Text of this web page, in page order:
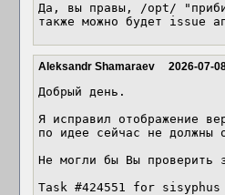
Да, вы правы, /opt/
также можно будет issue
Aleksandr Shamaraev 2026-07-
Добрый день.
Я исправил отображение
по идее сейчас не должны
Не могли бы Вы проверить
Task #424551 for sisyphus